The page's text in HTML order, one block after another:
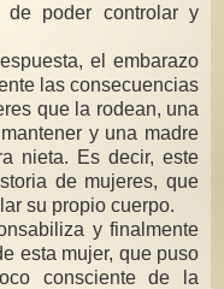
de poder controlar y
el embarazo
las consecuencias
que la rodean, una
y una madre
nieta. Es decir, este
de mujeres, que
su propio cuerpo.
y finalmente
esta mujer, que puso
consciente de la